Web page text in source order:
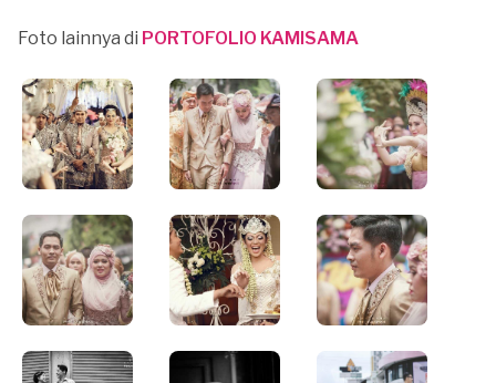
Foto lainnya di PORTOFOLIO KAMISAMA